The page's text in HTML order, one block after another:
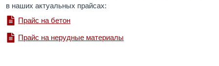
в наших актуальных прайсах:
Прайс на бетон
Прайс на нерудные материалы